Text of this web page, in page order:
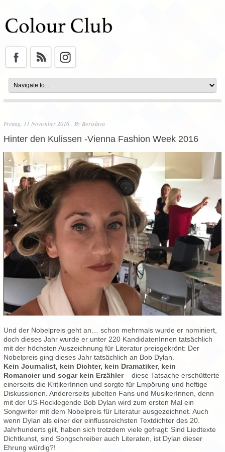
Freitag, 11 November 2016 By Borislava
Hinter den Kulissen -Vienna Fashion Week 2016
Und der Nobelpreis geht an… schon mehrmals wurde er nominiert,
doch dieses Jahr wurde er unter 220 KandidatenInnen tatsächlich
mit der höchsten Auszeichnung für Literatur preisgekrönt: Der
Nobelpreis ging dieses Jahr tatsächlich an Bob Dylan.
Kein Journalist, kein Dichter, kein Dramatiker, kein
Romancier und sogar kein Erzähler– diese Tatsache erschütterte
einerseits die KritikerInnen und sorgte für Empörung und heftige
Diskussionen. Andererseits jubelten Fans und MusikerInnen, denn
mit der US-Rocklegende Bob Dylan wird zum ersten Mal ein
Songwriter mit dem Nobelpreis für Literatur ausgezeichnet. Auch
wenn Dylan als einer der einflussreichsten Textdichter des 20.
Jahrhunderts gilt, haben sich trotzdem viele gefragt: Sind Liedtexte
Dichtkunst, sind Songschreiber auch Literaten, ist Dylan dieser
Ehrung würdig?!